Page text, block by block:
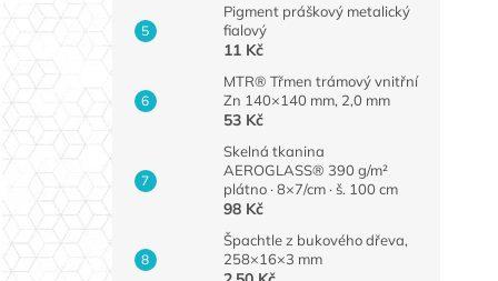
Pigment práškový metalický
fialový
11 Kč
MTR® Třmen trámový vnitřní
Zn 140×140 mm, 2,0 mm
53 Kč
Skelná tkanina
AEROGLASS® 390 g/m²
plátno · 8×7/cm · š. 100 cm
98 Kč
Špachtle z bukového dřeva,
258×16×3 mm